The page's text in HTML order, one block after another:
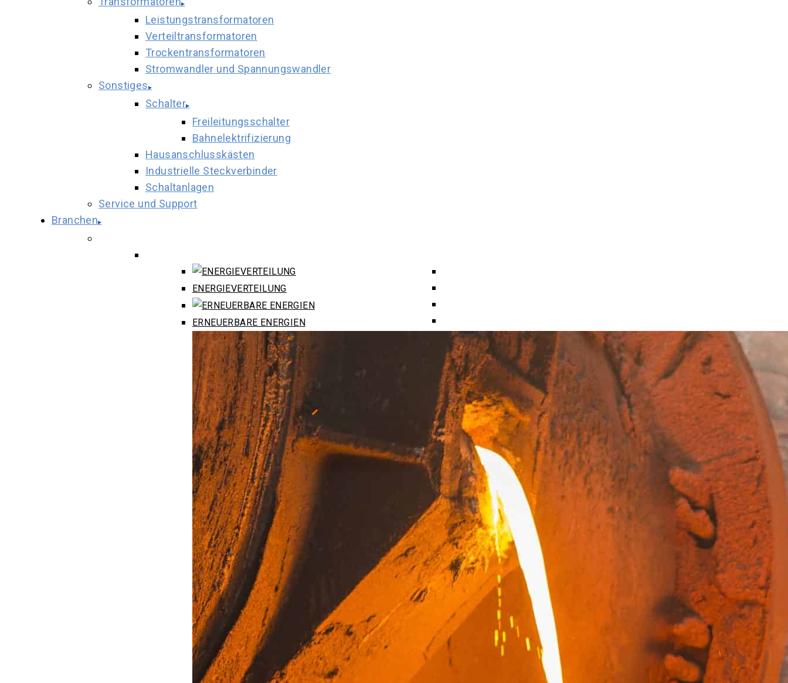
Leistungstransformatoren
Verteiltransformatoren
Trockentransformatoren
Stromwandler und Spannungswandler
Sonstiges
Schalter
Freileitungsschalter
Bahnelektrifizierung
Hausanschlusskästen
Industrielle Steckverbinder
Schaltanlagen
Service und Support
Branchen
ENERGIEVERTEILUNG
ERNEUERBARE ENERGIEN